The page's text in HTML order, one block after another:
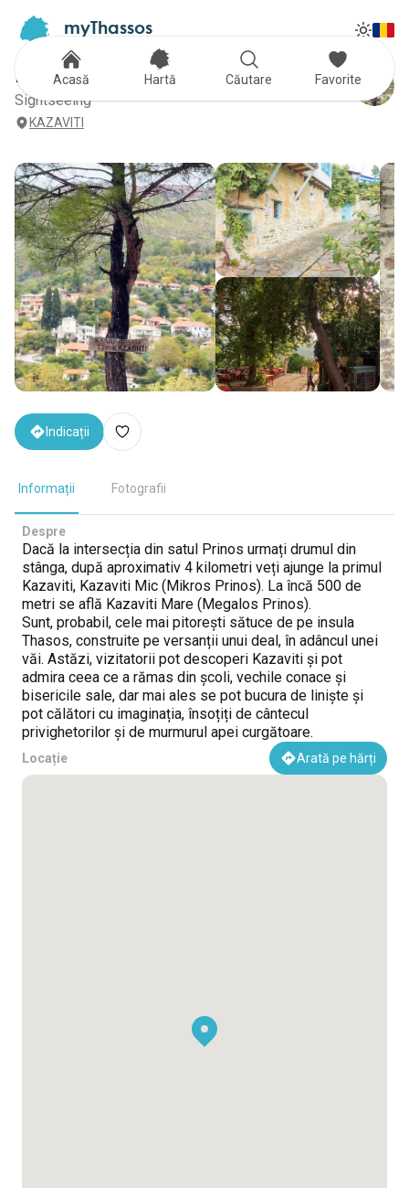
myThassos
KAZAVITI
Sightseeing
KAZAVITI
Indicații
Informații Fotografii
Despre
Dacă la intersecția din satul Prinos urmați drumul din
stânga, după aproximativ 4 kilometri veți ajunge la primul
Kazaviti, Kazaviti Mic (Mikros Prinos). La încă 500 de
metri se află Kazaviti Mare (Megalos Prinos).
Sunt, probabil, cele mai pitorești sătuce de pe insula
Thasos, construite pe versanții unui deal, în adâncul unei
văi. Astăzi, vizitatorii pot descoperi Kazaviti și pot
admira ceea ce a rămas din școli, vechile conace și
bisericile sale, dar mai ales se pot bucura de liniște și
pot călători cu imaginația, însoțiți de cântecul
privighetorilor și de murmurul apei curgătoare.
Locație Arată pe hărți
Acasă Hartă Căutare Favorite